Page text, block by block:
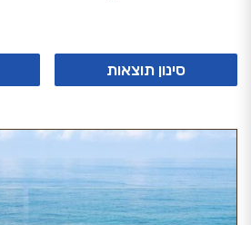
סינון תוצאות